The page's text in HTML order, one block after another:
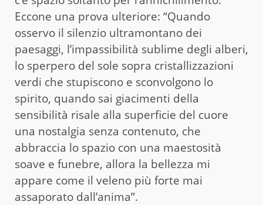
Eccone una prova ulteriore: “Quando
osservo il silenzio ultramontano dei
paesaggi, l’impassibilità sublime degli alberi,
lo sperpero del sole sopra cristallizzazioni
verdi che stupiscono e sconvolgono lo
spirito, quando sai giacimenti della
sensibilità risale alla superficie del cuore
una nostalgia senza contenuto, che
abbraccia lo spazio con una maestosità
soave e funebre, allora la bellezza mi
appare come il veleno più forte mai
assaporato dall’anima”.